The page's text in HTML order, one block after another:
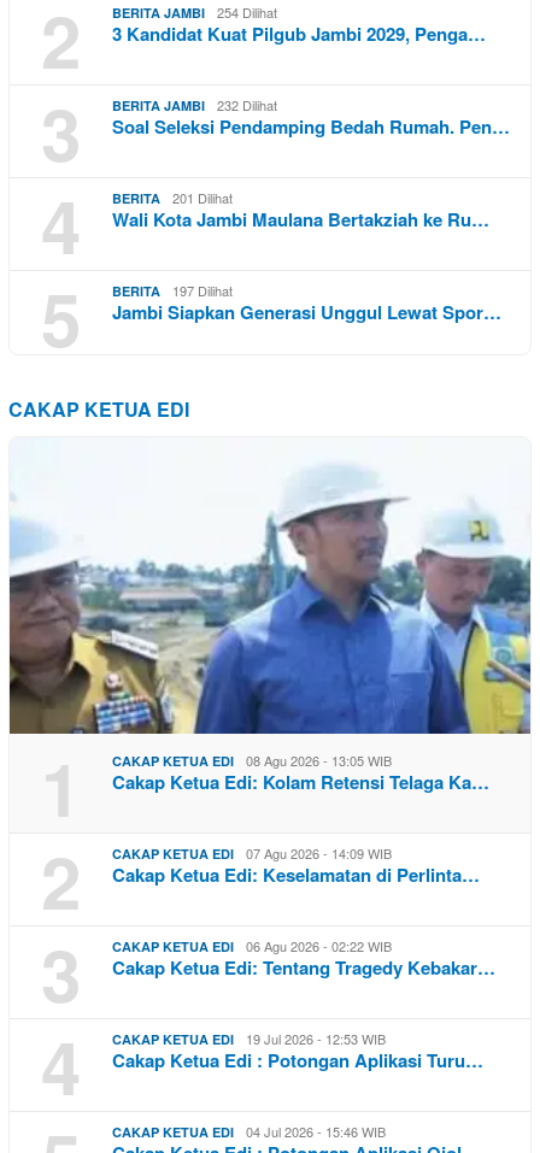
2 BERITA JAMBI 254 Dilihat
3 Kandidat Kuat Pilgub Jambi 2029, Penga…
3 BERITA JAMBI 232 Dilihat
Soal Seleksi Pendamping Bedah Rumah. Pen…
4 BERITA 201 Dilihat
Wali Kota Jambi Maulana Bertakziah ke Ru…
5 BERITA 197 Dilihat
Jambi Siapkan Generasi Unggul Lewat Spor…
CAKAP KETUA EDI
1 CAKAP KETUA EDI 08 Agu 2026 - 13:05 WIB
Cakap Ketua Edi: Kolam Retensi Telaga Ka…
2 CAKAP KETUA EDI 07 Agu 2026 - 14:09 WIB
Cakap Ketua Edi: Keselamatan di Perlinta…
3 CAKAP KETUA EDI 06 Agu 2026 - 02:22 WIB
Cakap Ketua Edi: Tentang Tragedy Kebakar…
4 CAKAP KETUA EDI 19 Jul 2026 - 12:53 WIB
Cakap Ketua Edi : Potongan Aplikasi Turu…
CAKAP KETUA EDI 04 Jul 2026 - 15:46 WIB